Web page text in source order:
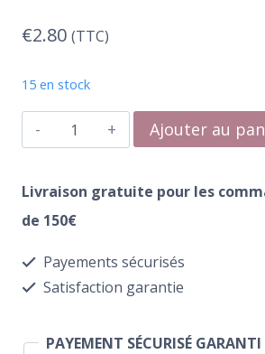
€2.80 (TTC)
15 en stock
quantité
de
Polissoire
Premium
grit
vert-
Ajouter au
Livraison gratuite pour les
de 150€
Payements sécurisés
Satisfaction garantie
PAYEMENT SÉCURISÉ GARANTI